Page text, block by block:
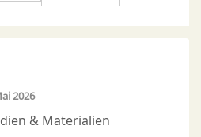
2026
& Materialien